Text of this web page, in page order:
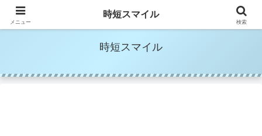
時短家事＆時短美容でママの笑顔を増やす
時短スマイル
メニュー
時短スマイル
検索